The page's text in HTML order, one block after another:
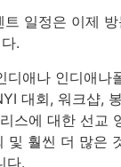
일정은 이제
.
디애나 인디애나
대회, 워크샵,
스에 대한 선교
및 훨씬 더 많은
다.